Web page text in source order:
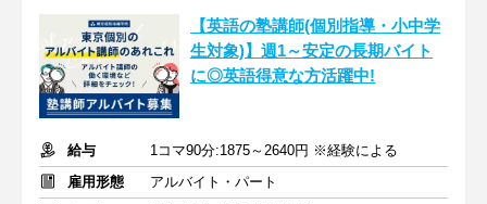
【英語の塾講師(個別指導・小中学
生対象)】週1～安定の長期バイト
に◎英語得意な方活躍中!
給与
1コマ90分:1875～2640円 ※経験による
雇用形態
アルバイト・パート